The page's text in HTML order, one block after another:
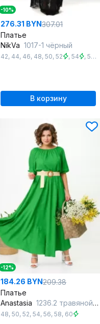
-10%
276.31 BYN307.01
Платье
NikVa 1017-1 чёрный
42, 44, 46, 48, 50, 52 , 54 , 56 ,
В корзину
-12%
184.26 BYN209.38
Платье
Anastasia 1236.2 травяной-зеленый_
48, 50, 52, 54, 56, 58, 60